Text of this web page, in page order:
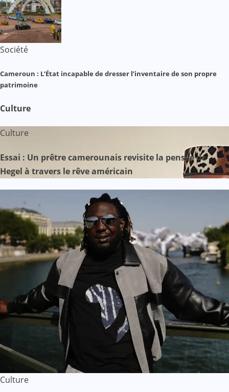
Société
Cameroun : L’État incapable de dresser l’inventaire de son propre
patrimoine
Culture
Culture
Essai : Un prêtre camerounais revisite la pensée de
Hegel à travers le rêve américain
Culture